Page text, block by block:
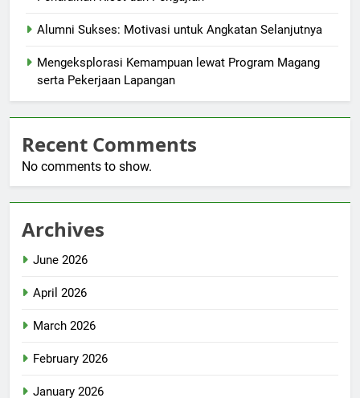
Alumni Sukses: Motivasi untuk Angkatan Selanjutnya
Mengeksplorasi Kemampuan lewat Program Magang
serta Pekerjaan Lapangan
Recent Comments
No comments to show.
Archives
June 2026
April 2026
March 2026
February 2026
January 2026